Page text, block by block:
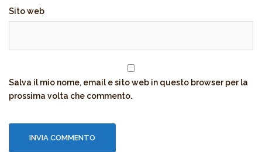
Sito web
Salva il mio nome, email e sito web in questo browser per la
prossima volta che commento.